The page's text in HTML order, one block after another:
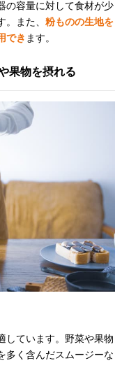
の容量に対して食材が少
また、 粉ものの生地を
でき ます。
果物を摂れる
しています。野菜や果物
多く含んだスムージーな